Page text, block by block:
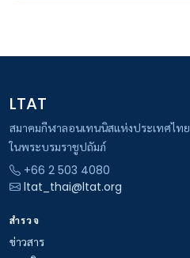
LTAT
สมาคมกีฬาลอนเทนนิสแห่งประเทศไทย
ในพระบรมราชูปถัมภ์
+66 2 503 4080
ltat_thai@ltat.org
สำรวจ
ข่าวสาร